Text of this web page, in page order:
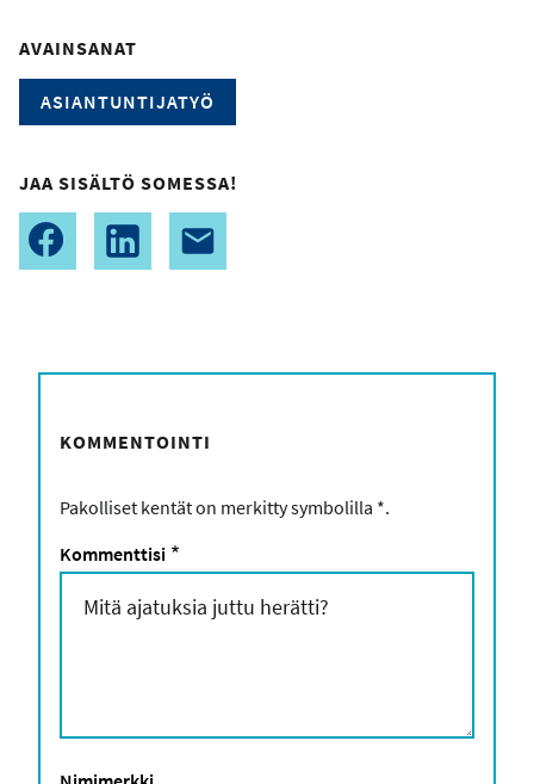
AVAINSANAT
ASIANTUNTIJATYÖ
JAA SISÄLTÖ SOMESSA!
KOMMENTOINTI
Pakolliset kentät on merkitty symbolilla *.
Kommenttisi *